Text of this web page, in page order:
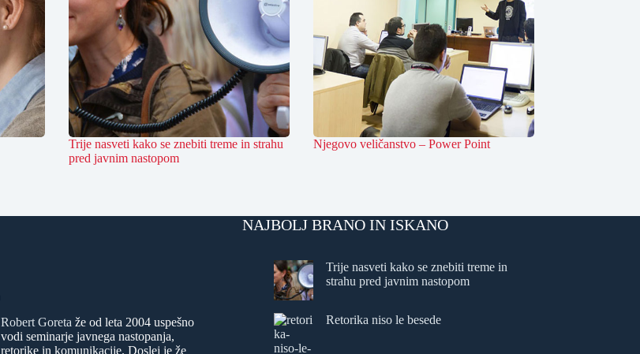
Trije nasveti kako se znebiti treme in strahu
pred javnim nastopom
Njegovo veličanstvo – Power Point
Robert Goreta že od leta 2004 uspešno
vodi seminarje javnega nastopanja,
retorike in komunikacije. Doslej je že
NAJBOLJ BRANO IN ISKANO
Trije nasveti kako se znebiti treme in
strahu pred javnim nastopom
Retorika niso le besede